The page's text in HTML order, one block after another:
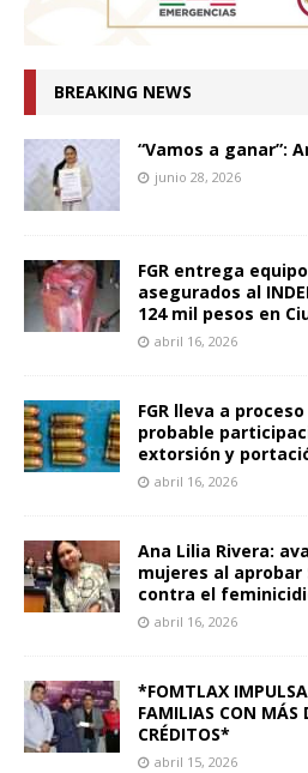
BREAKING NEWS
“Vamos a ganar”:
junio 28, 2026
FGR entrega
asegurados al
124 mil pesos en
abril 16, 2026
FGR lleva a
probable
extorsión y
abril 16, 2026
Ana Lilia Rivera:
mujeres al
contra el
abril 16, 2026
*FOMTLAX
FAMILIAS CON MÁS
CRÉDITOS*
abril 15, 2026